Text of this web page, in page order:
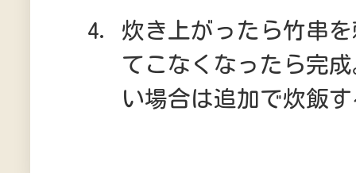
炊き上がったら竹串
てこなくなったら完
い場合は追加で炊飯